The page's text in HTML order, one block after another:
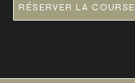
RÉSERVER LA COURSE